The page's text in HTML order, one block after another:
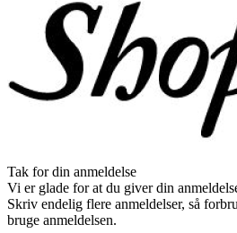
Tak for din anmeldelse
Vi er glade for at du giver din
Skriv endelig flere anmeldelser, så
bruge anmeldelsen.